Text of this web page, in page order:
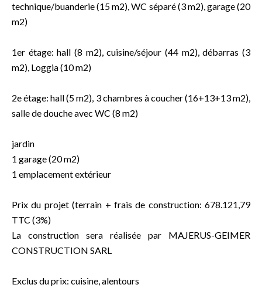
technique/buanderie (15 m2), WC séparé (3 m2), garage (20
m2)
1er étage: hall (8 m2), cuisine/séjour (44 m2), débarras (3
m2), Loggia (10 m2)
2e étage: hall (5 m2), 3 chambres à coucher (16+13+13 m2),
salle de douche avec WC (8 m2)
jardin
1 garage (20 m2)
1 emplacement extérieur
Prix du projet (terrain + frais de construction: 678.121,79
TTC (3%)
La construction sera réalisée par MAJERUS-GEIMER
CONSTRUCTION SARL
Exclus du prix: cuisine, alentours